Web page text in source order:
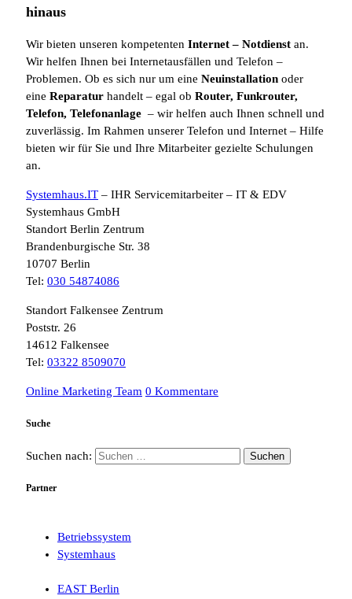
hinaus
Wir bieten unseren kompetenten Internet– Notdienst an.
Wir helfen Ihnen bei Internetausfällen und Telefon –
Problemen. Ob es sich nur um eine Neuinstallation oder
eine Reparatur handelt – egal ob Router, Funkrouter,
Telefon, Telefonanlage – wir helfen auch Ihnen schnell und
zuverlässig. Im Rahmen unserer Telefon und Internet – Hilfe
bieten wir für Sie und Ihre Mitarbeiter gezielte Schulungen
an.
Systemhaus.IT – IHR Servicemitarbeiter – IT & EDV
Systemhaus GmbH
Standort Berlin Zentrum
Brandenburgische Str. 38
10707 Berlin
Tel: 030 54874086
Standort Falkensee Zentrum
Poststr. 26
14612 Falkensee
Tel: 03322 8509070
Online Marketing Team 0 Kommentare
Suche
Suchen nach:
Partner
Betriebssystem
Systemhaus
EAST Berlin